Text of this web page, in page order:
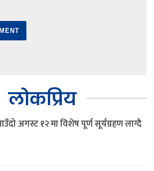
लोकप्रिय
अगस्ट १२ मा विशेष पूर्ण सूर्यग्रहण लाग्दै